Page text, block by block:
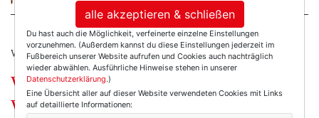
WERBUNG
Was mich glücklich macht: Ein
Wochenende auf dem Schloss und
alle akzeptieren & schließen
Du hast auch die Möglichkeit, verfeinerte einzelne Einstellungen
vorzunehmen. (Außerdem kannst du diese Einstellungen jederzeit im
Fußbereich unserer Website aufrufen und Cookies auch nachträglich
wieder abwählen. Ausführliche Hinweise stehen in unserer
Datenschutzerklärung.)
Eine Übersicht aller auf dieser Website verwendeten Cookies mit Links
auf detaillierte Informationen: